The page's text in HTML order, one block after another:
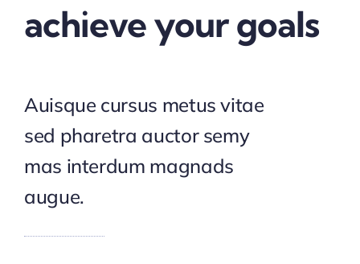
achieve your goals
Auisque cursus metus vitae
sed pharetra auctor semy
mas interdum magnads
augue.